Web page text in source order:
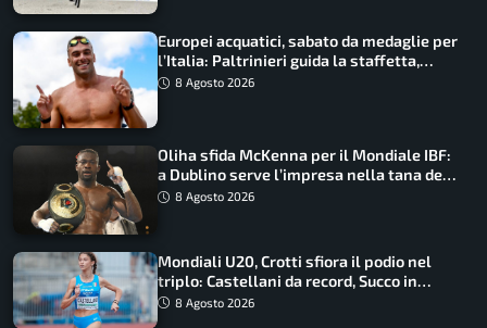
Europei acquatici, sabato da medaglie per
l’Italia: Paltrinieri guida la staffetta,
Barnabà sogna l’oro dalle grandi altezze
8 Agosto 2026
Oliha sfida McKenna per il Mondiale IBF:
a Dublino serve l’impresa nella tana del
lupo8 Agosto 2026
Mondiali U20, Crotti sfiora il podio nel
triplo: Castellani da record, Succo in
finale
8 Agosto 2026